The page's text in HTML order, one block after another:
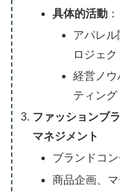
具体的活動 ：
アパレ
ロジェ
経営ノウ
ティング
ファッションブ
マネジメント
ブランドコ
商品企画、